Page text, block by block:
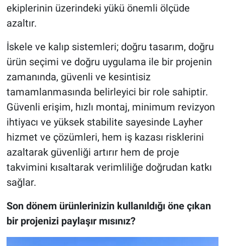
ekiplerinin üzerindeki yükü önemli ölçüde
azaltır.
İskele ve kalıp sistemleri; doğru tasarım, doğru
ürün seçimi ve doğru uygulama ile bir projenin
zamanında, güvenli ve kesintisiz
tamamlanmasında belirleyici bir role sahiptir.
Güvenli erişim, hızlı montaj, minimum revizyon
ihtiyacı ve yüksek stabilite sayesinde Layher
hizmet ve çözümleri, hem iş kazası risklerini
azaltarak güvenliği artırır hem de proje
takvimini kısaltarak verimliliğe doğrudan katkı
sağlar.
Son dönem ürünlerinizin kullanıldığı öne çıkan
bir projenizi paylaşır mısınız?